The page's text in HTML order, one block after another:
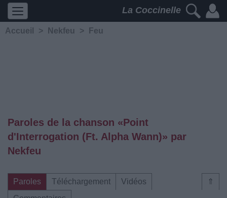
La Coccinelle
Accueil > Nekfeu > Feu
Paroles de la chanson «Point
d'Interrogation (Ft. Alpha Wann)» par
Nekfeu
⇑
Paroles Téléchargement
Vidéos